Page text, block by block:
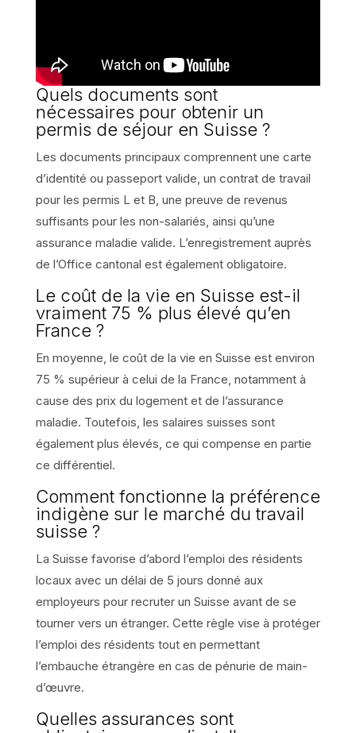
Quels documents sont
nécessaires pour obtenir un
permis de séjour en Suisse ?
Les documents principaux comprennent une carte
d’identité ou passeport valide, un contrat de travail
pour les permis L et B, une preuve de revenus
suffisants pour les non-salariés, ainsi qu’une
assurance maladie valide. L’enregistrement auprès
de l’Office cantonal est également obligatoire.
Le coût de la vie en Suisse est-il
vraiment 75 % plus élevé qu’en
France ?
En moyenne, le coût de la vie en Suisse est environ
75 % supérieur à celui de la France, notamment à
cause des prix du logement et de l’assurance
maladie. Toutefois, les salaires suisses sont
également plus élevés, ce qui compense en partie
ce différentiel.
Comment fonctionne la préférence
indigène sur le marché du travail
suisse ?
La Suisse favorise d’abord l’emploi des résidents
locaux avec un délai de 5 jours donné aux
employeurs pour recruter un Suisse avant de se
tourner vers un étranger. Cette règle vise à protéger
l’emploi des résidents tout en permettant
l’embauche étrangère en cas de pénurie de main-
d’œuvre.
Quelles assurances sont